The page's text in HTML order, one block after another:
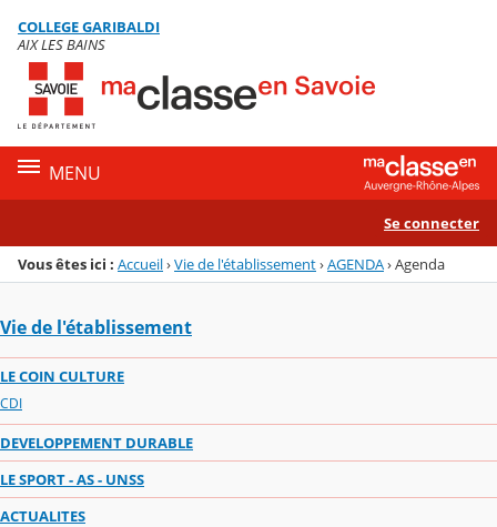
Menu de la rubrique
Contenu
COLLEGE GARIBALDI
AIX LES BAINS
MENU
Se connecter
Vous êtes ici : Accueil›Vie de l'établissement›AGENDA›Agenda
Vie de l'établissement
LE COIN CULTURE
CDI
DEVELOPPEMENT DURABLE
LE SPORT - AS - UNSS
ACTUALITES